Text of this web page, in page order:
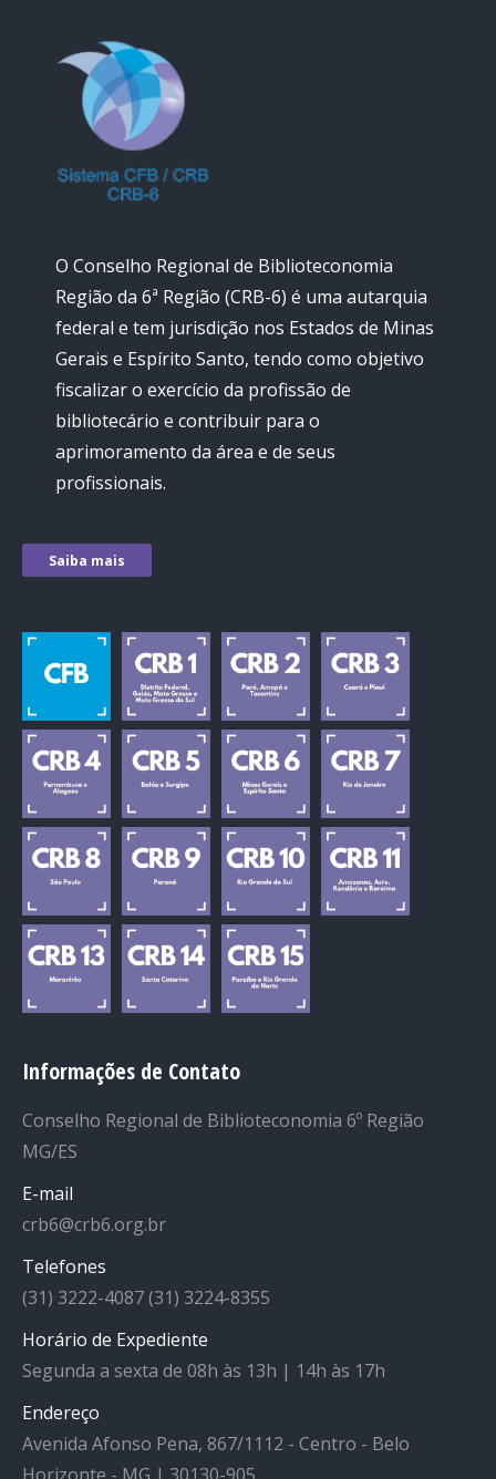
O Conselho Regional de Biblioteconomia
Região da 6ª Região (CRB-6) é uma autarquia
federal e tem jurisdição nos Estados de Minas
Gerais e Espírito Santo, tendo como objetivo
fiscalizar o exercício da profissão de
bibliotecário e contribuir para o
aprimoramento da área e de seus
profissionais.
Saiba mais
Informações de Contato
Conselho Regional de Biblioteconomia 6º Região
MG/ES
E-mail
crb6@crb6.org.br
Telefones
(31) 3222-4087 (31) 3224-8355
Horário de Expediente
Segunda a sexta de 08h às 13h | 14h às 17h
Endereço
Avenida Afonso Pena, 867/1112 - Centro - Belo